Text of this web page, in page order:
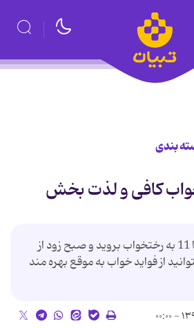
بندی
کافی و لذت بخش
حداکثر تا ساعت 10 یا 11 به رختخواب بروید و صبح زود از
از فواید خواب به موقع بهره مند